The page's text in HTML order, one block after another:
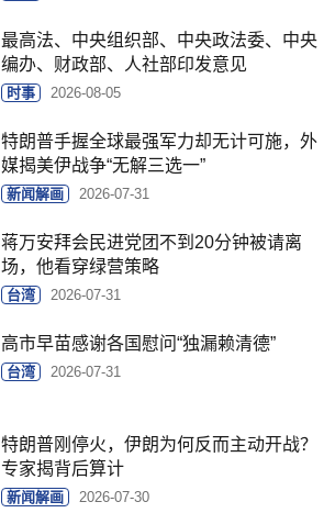
最高法、中央组织部、中央政法委、中央
编办、财政部、人社部印发意见
时事 2026-08-05
特朗普手握全球最强军力却无计可施，外
媒揭美伊战争“无解三选一”
新闻解画 2026-07-31
蒋万安拜会民进党团不到20分钟被请离
场，他看穿绿营策略
台湾 2026-07-31
高市早苗感谢各国慰问“独漏赖清德”
台湾 2026-07-31
特朗普刚停火，伊朗为何反而主动开战？
专家揭背后算计
新闻解画 2026-07-30